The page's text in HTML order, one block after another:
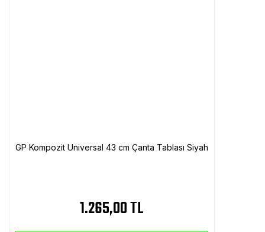
GP Kompozit Universal 43 cm Çanta Tablası Siyah
1.265,00 TL